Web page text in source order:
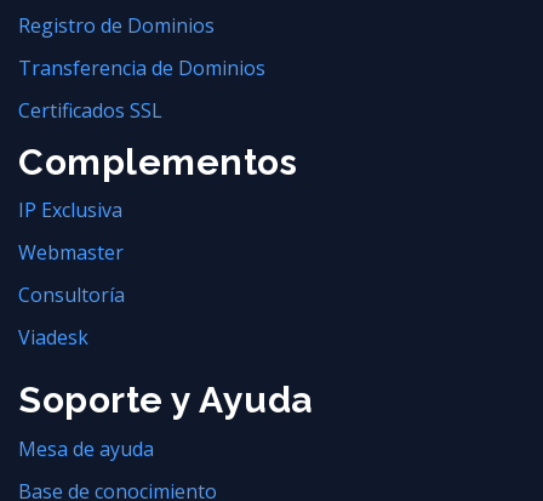
Registro de Dominios
Transferencia de Dominios
Certificados SSL
Complementos
IP Exclusiva
Webmaster
Consultoría
Viadesk
Soporte y Ayuda
Mesa de ayuda
Base de conocimiento